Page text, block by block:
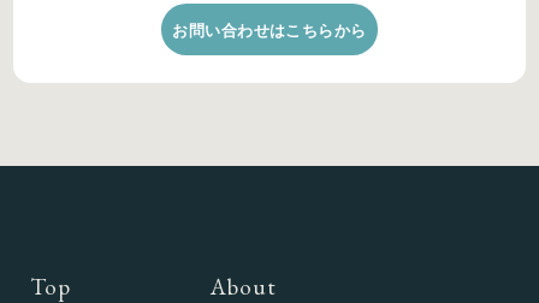
お問い合わせはこちらから
Top
About